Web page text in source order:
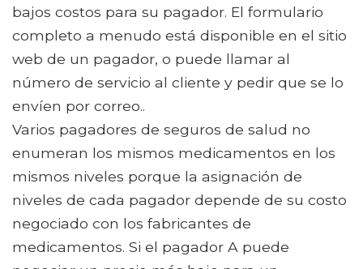
bajos costos para su pagador. El formulario
completo a menudo está disponible en el sitio
web de un pagador, o puede llamar al
número de servicio al cliente y pedir que se lo
envíen por correo..
Varios pagadores de seguros de salud no
enumeran los mismos medicamentos en los
mismos niveles porque la asignación de
niveles de cada pagador depende de su costo
negociado con los fabricantes de
medicamentos. Si el pagador A puede